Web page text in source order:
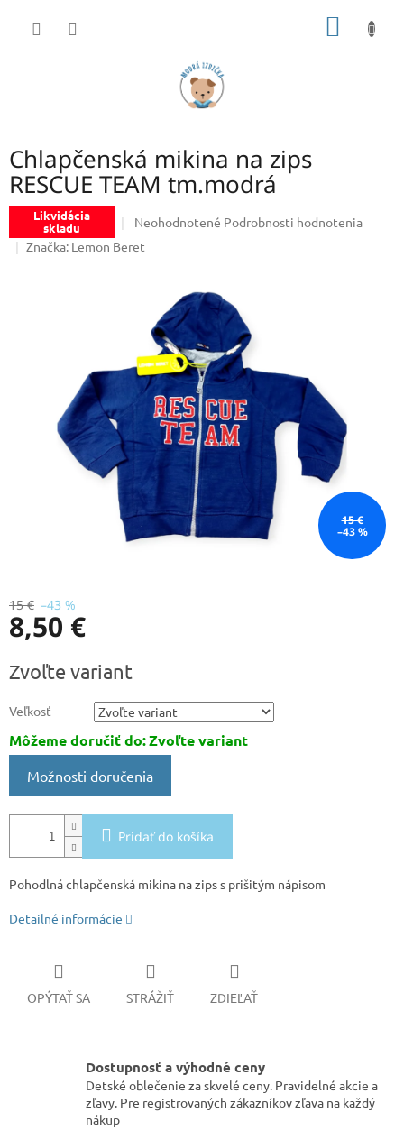
Chlapčenská mikina na zips
RESCUE TEAM tm.modrá
Likvidácia
skladu
Priemerné
produktu
hviezdičiek.
Neohodnotené Podrobnosti hodnotenia
Značka: Lemon Beret
15 €
–43 %
15 € –43 %
8,50 €
cena:
Zvoľte variant
Veľkosť
Môžeme doručiť do:Zvoľte variant
Možnosti doručenia
Pridať do košíka
Pohodlná chlapčenská mikina na zips s prišitým nápisom
Detailné informácie
OPÝTAŤ SA STRÁŽIŤ ZDIEĽAŤ
Dostupnosť a výhodné ceny
Detské oblečenie za skvelé ceny. Pravidelné akcie a
zľavy. Pre registrovaných zákazníkov zľava na každý
nákup